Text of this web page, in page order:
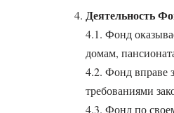
Деятельность
4.1. Фонд
домам,
4.2. Фонд вправе
требованиями
4.3. Фонд по